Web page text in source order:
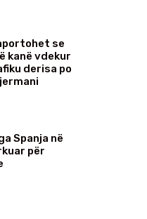
se
kanë vdekur
derisa po
Spanja në
për